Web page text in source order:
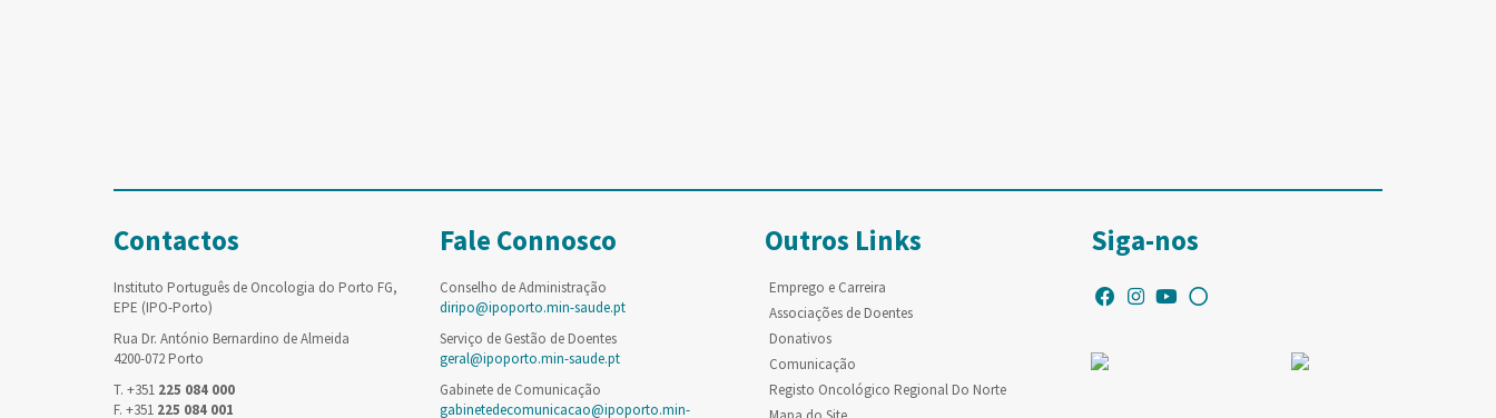
Contactos
Instituto Português de Oncologia do Porto FG,
EPE (IPO-Porto)
Rua Dr. António Bernardino de Almeida
4200-072 Porto
T. +351 225 084 000
F. +351 225 084 001
Fale Connosco
Conselho de Administração
diripo@ipoporto.min-saude.pt
Serviço de Gestão de Doentes
geral@ipoporto.min-saude.pt
Gabinete de Comunicação
gabinetedecomunicacao@ipoporto.min-
Outros Links
Emprego e Carreira
Associações de Doentes
Donativos
Comunicação
Registo Oncológico Regional Do Norte
Siga-nos